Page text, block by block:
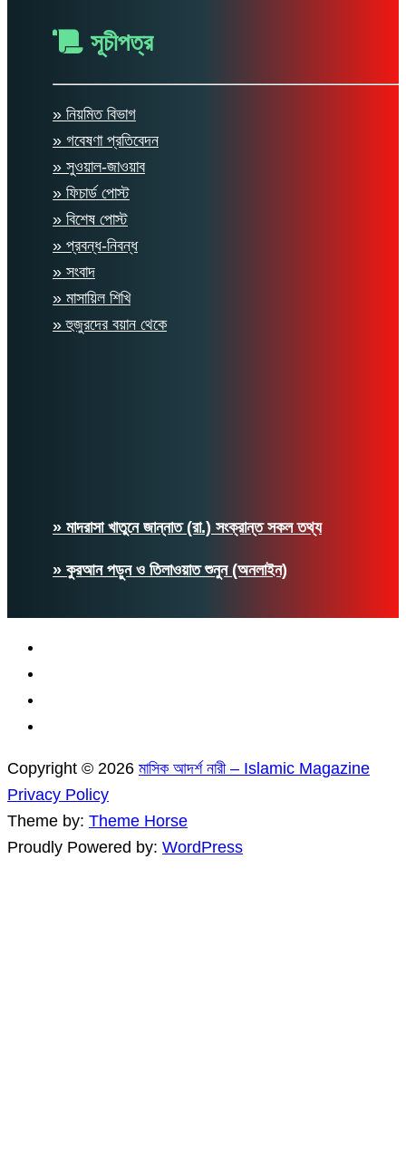
সূচীপত্র
» নিয়মিত বিভাগ
» গবেষণা প্রতিবেদন
» সুওয়াল-জাওয়াব
» ফিচার্ড পোস্ট
» বিশেষ পোস্ট
» প্রবন্ধ-নিবন্ধ
» সংবাদ
» মাসায়িল শিখি
» হুজুরদের বয়ান থেকে
» মাদরাসা খাতুনে জান্নাত (রা.) সংক্রান্ত সকল তথ্য
» কুরআন পড়ুন ও তিলাওয়াত শুনুন (অনলাইন)
Copyright © 2026 মাসিক আদর্শ নারী – Islamic Magazine
Privacy Policy
Theme by: Theme Horse
Proudly Powered by: WordPress